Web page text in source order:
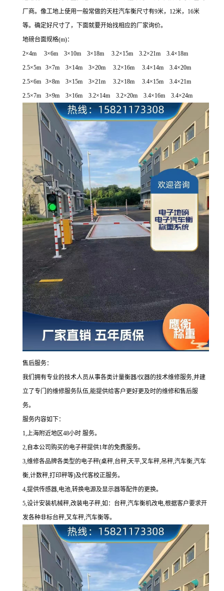
厂商。像工地上使用一般常做的天柱汽车衡尺寸有9米，12米，16米
等。确定好尺寸了，下面就要开始找相应的厂家询价。
地磅台面规格(m)：
2×4m 3×6m 3×10m 3×18m 3.2×15m 3.2×21m 3.4×18m
2.5×5m 3×7m 3×14m 3×20m 3.2×16m 3.4×14m 3.4×20m
2.5×6m 3×8m 3×15m 3×21m 3.2×18m 3.4×15m 3.4×21m
2.5×7m 3×9m 3×16m 3.2×14m 3.2×20m 3.4×16m 3.4×24m
售后服务：
我们拥有专业的技术人员从事各类计量衡器/仪器的技术维修服务,并建
立了专门的维修服务队伍,能提供给客户更好更及时的维修和售后服
务。
服务内容如下：
1,上海附近地区48小时 服务。
2,自本公司购买的电子秤提供1年的免费服务。
3,维修各品牌各类型的电子秤(桌秤,台秤,天平,叉车秤,吊秤,汽车衡,汽车
衡,计数秤,打印秤等)及代客校正服务。
4,提供传感器,电池,转换电源及显示器等配件的更换。
5,设计安装机械秤,改装电子秤,如：台秤,汽车衡机改电,根据客户要求开
发各种非标台秤,叉车秤,汽车衡等。